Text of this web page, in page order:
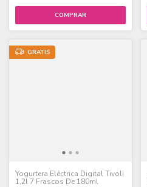
GRATIS
Yogurtera Eléctrica Digital Tivoli
1,2l 7 Frascos De 180ml